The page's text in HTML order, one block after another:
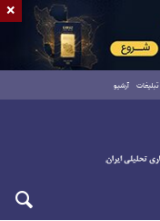
تبلیغات آرشیو
×